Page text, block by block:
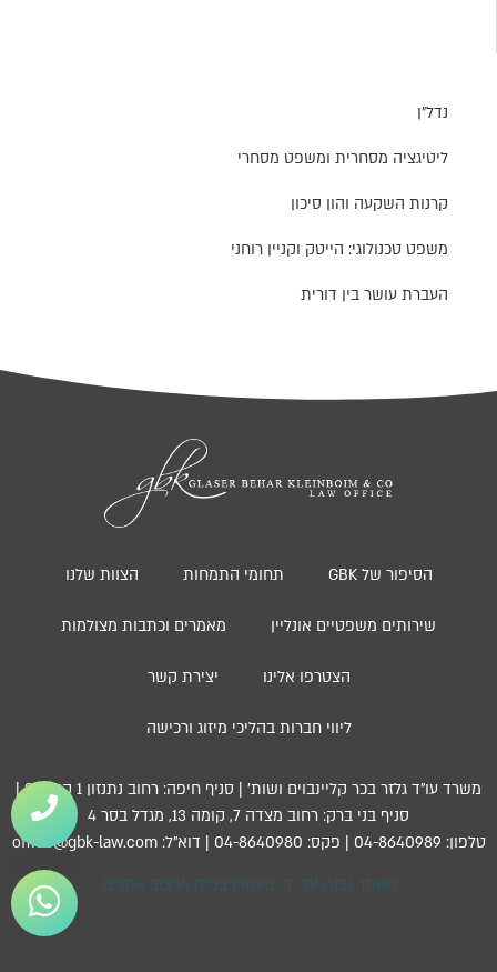
נדל״ן
ליטיגציה מסחרית ומשפט מסחרי
קרנות השקעה והון סיכון
משפט טכנולוגי: הייטק וקניין רוחני
העברת עושר בין דורית
הסיפור של GBK תחומי התמחות הצוות שלנו
שירותים משפטיים אונליין מאמרים וכתבות מצולמות
הצטרפו אלינו יצירת קשר
ליווי חברות בהליכי מיזוג ורכישה
משרד עו”ד גלזר בכר קליינבוים ושות’ | סניף חיפה: רחוב נתנזון 1 קומה 3 |
סניף בני ברק: רחוב מצדה 7, קומה 13, מגדל בסר 4
טלפון: 04-8640989 | פקס: 04-8640980 | דוא”ל: office@gbk-law.com
האתר נבנה על ידי פינגווין בנייה ועיצוב אתרים